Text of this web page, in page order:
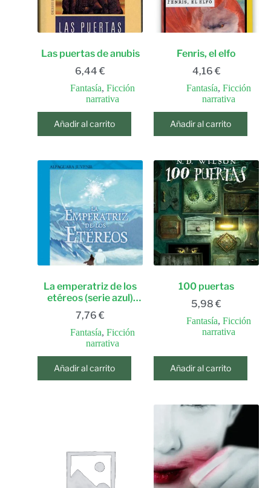
Las puertas de anubis
6,44 €
Fantasía, Ficción
narrativa
Añadir al carrito
Fenris, el elfo
4,16 €
Fantasía, Ficción
narrativa
Añadir al carrito
La emperatriz de los
etéreos (serie azul)
(serie azul. a partir de
12 años) (spanish
edition)
7,76 €
Fantasía, Ficción
narrativa
Añadir al carrito
100 puertas
5,98 €
Fantasía, Ficción
narrativa
Añadir al carrito